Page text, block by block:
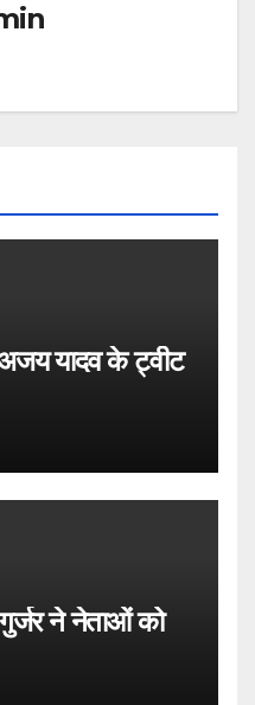
यादव के ट्वीट
ने नेताओं को